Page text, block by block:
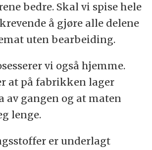
bedre. Skal vi spise hele
å gjøre alle delene
uten bearbeiding.
vi også hjemme.
at på fabrikken lager
av gangen og at maten
lenge.
er underlagt